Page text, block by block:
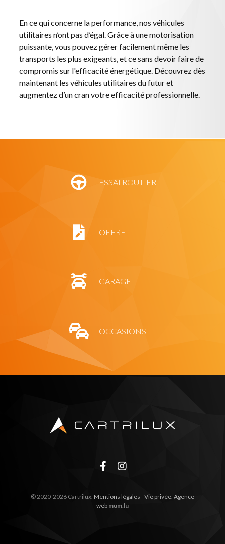
En ce qui concerne la performance, nos véhicules
utilitaires n’ont pas d’égal. Grâce à une motorisation
puissante, vous pouvez gérer facilement même les
transports les plus exigeants, et ce sans devoir faire de
compromis sur l'efficacité énergétique. Découvrez dès
maintenant les véhicules utilitaires du futur et
augmentez d’un cran votre efficacité professionnelle.
ESSAI ROUTIER
OFFRE
GARAGE
OCCASIONS
© 2020-2026 Cartrilux. Mentions légales -Vie privée. Agence
web mum.lu